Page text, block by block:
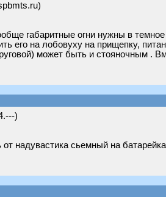
габаритные огни нужны в
его на лобовуху на прищепку,
может быть и стояночным .
)
надувастика сьемный на